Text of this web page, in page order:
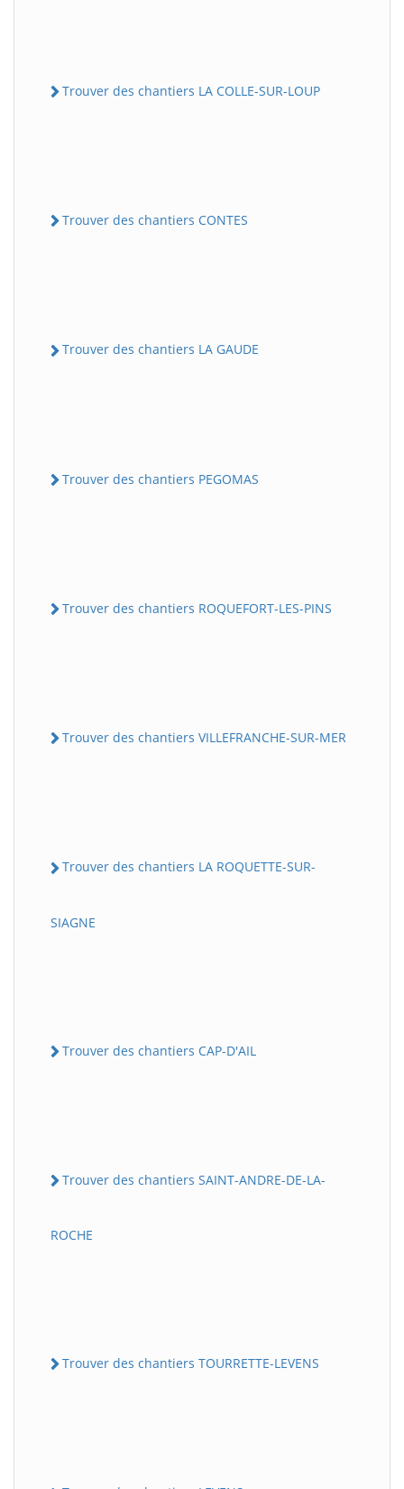
Trouver des chantiers LA COLLE-SUR-LOUP
Trouver des chantiers CONTES
Trouver des chantiers LA GAUDE
Trouver des chantiers PEGOMAS
Trouver des chantiers ROQUEFORT-LES-PINS
Trouver des chantiers VILLEFRANCHE-SUR-MER
Trouver des chantiers LA ROQUETTE-SUR-
SIAGNE
Trouver des chantiers CAP-D'AIL
Trouver des chantiers SAINT-ANDRE-DE-LA-
ROCHE
Trouver des chantiers TOURRETTE-LEVENS